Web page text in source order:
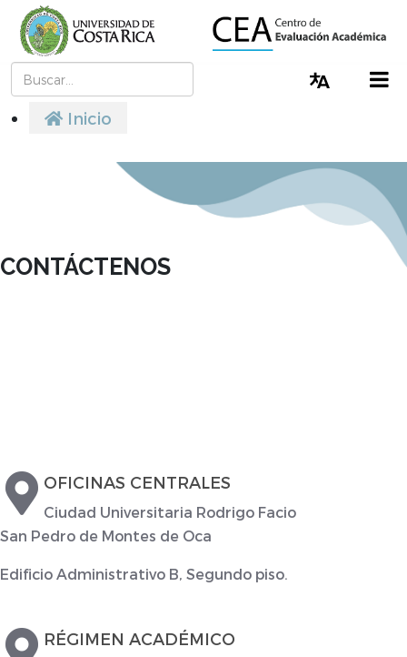
Buscar
Inicio
CONTÁCTENOS
OFICINAS CENTRALES
Ciudad Universitaria Rodrigo Facio
San Pedro de Montes de Oca
Edificio Administrativo B, Segundo piso.
RÉGIMEN ACADÉMICO